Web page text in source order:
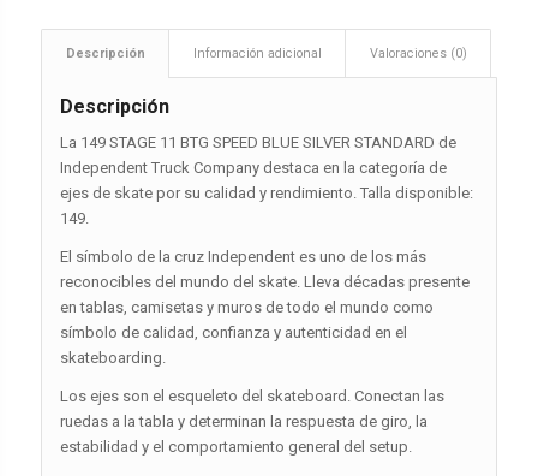
Descripción Información adicional Valoraciones (0)
Descripción
La 149 STAGE 11 BTG SPEED BLUE SILVER STANDARD de
Independent Truck Company destaca en la categoría de
ejes de skate por su calidad y rendimiento. Talla disponible:
149.
El símbolo de la cruz Independent es uno de los más
reconocibles del mundo del skate. Lleva décadas presente
en tablas, camisetas y muros de todo el mundo como
símbolo de calidad, confianza y autenticidad en el
skateboarding.
Los ejes son el esqueleto del skateboard. Conectan las
ruedas a la tabla y determinan la respuesta de giro, la
estabilidad y el comportamiento general del setup.